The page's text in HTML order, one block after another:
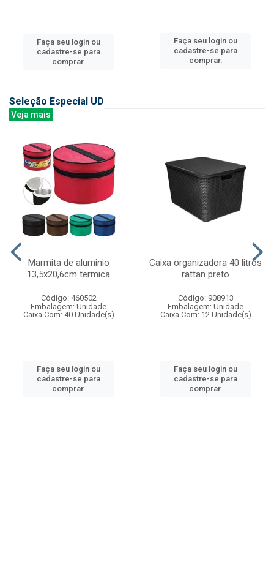
Faça seu login ou
cadastre-se para
comprar.
Faça seu login ou
cadastre-se para
comprar.
Seleção Especial UD
Veja mais
Marmita de aluminio
13,5x20,6cm termica
Código: 460502
Embalagem: Unidade
Caixa Com: 40 Unidade(s)
Faça seu login ou
cadastre-se para
comprar.
Caixa organizadora 40 litros
rattan preto
Código: 908913
Embalagem: Unidade
Caixa Com: 12 Unidade(s)
Faça seu login ou
cadastre-se para
comprar.